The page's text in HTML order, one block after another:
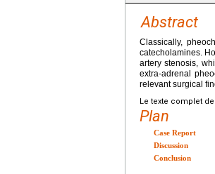
Abstract
Classically,
catecholamines.
artery stenosis,
extra-adrenal
relevant surgical
Le texte complet
Plan
Case Report
Discussion
Conclusion